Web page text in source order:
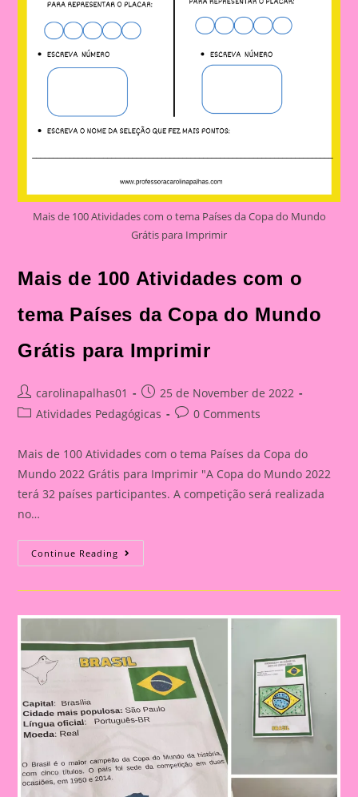
Mais de 100 Atividades com o tema Países da Copa do Mundo
Grátis para Imprimir
Mais de 100 Atividades com o
tema Países da Copa do Mundo
Grátis para Imprimir
Post
author:
carolinapalhas01
Post
published:
25 de November de 2022
PostAtividades Pedagógicas
Post0 Comments
Mais de 100 Atividades com o tema Países da Copa do
Mundo 2022 Grátis para Imprimir "A Copa do Mundo 2022
terá 32 países participantes. A competição será realizada
no…
Continue Reading Mais
De
Tema
Da
Copa
Do
Mundo
Grátis
Para
Imprimir